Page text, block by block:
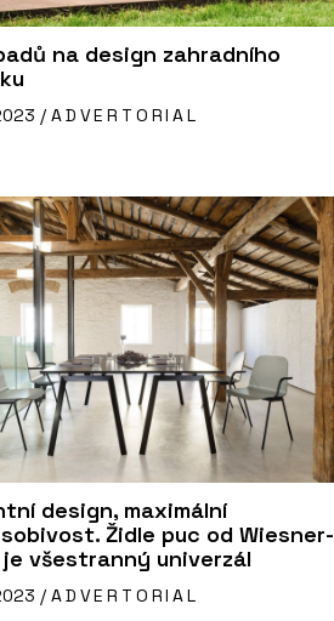
na design zahradního
/ ADVERTORIAL
design, maximální
Židle puc od Wiesner-
je všestranný univerzál
/ ADVERTORIAL